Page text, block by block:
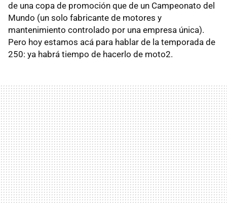
de una copa de promoción que de un Campeonato del
Mundo (un solo fabricante de motores y
mantenimiento controlado por una empresa única).
Pero hoy estamos acá para hablar de la temporada de
250: ya habrá tiempo de hacerlo de moto2.